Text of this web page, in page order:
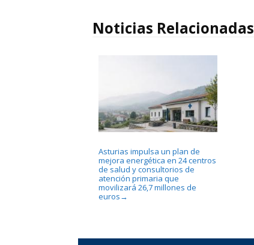
Noticias Relacionadas
Asturias impulsa un plan de
mejora energética en 24 centros
de salud y consultorios de
atención primaria que
movilizará 26,7 millones de
euros →